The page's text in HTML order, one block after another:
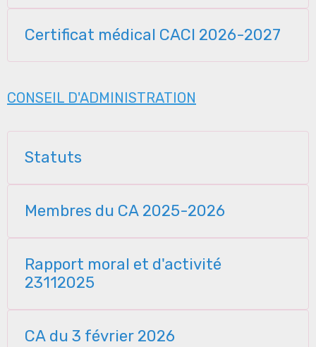
Certificat médical CACI 2026-2027
CONSEIL D'ADMINISTRATION
Statuts
Membres du CA 2025-2026
Rapport moral et d'activité
23112025
CA du 3 février 2026